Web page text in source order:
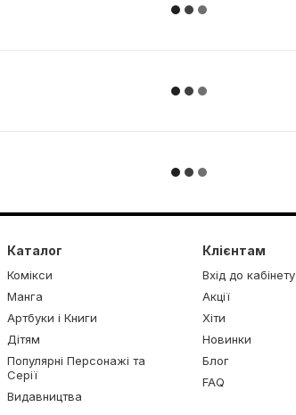
Каталог
Комікси
Манга
Артбуки і Книги
Дітям
Популярні Персонажі та
Серії
Видавництва
Клієнтам
Вхід до кабінету
Акції
Хіти
Новинки
Блог
FAQ